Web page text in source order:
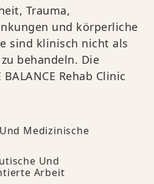
Trauma,
und körperliche
sind klinisch nicht als
behandeln. Die
Rehab Clinic
Medizinische
Und
Arbeit